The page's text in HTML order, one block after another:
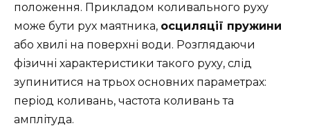
положення. Прикладом коливального руху
може бути рух маятника, осциляції пружини
або хвилі на поверхні води. Розглядаючи
фізичні характеристики такого руху, слід
зупинитися на трьох основних параметрах:
період коливань, частота коливань та
амплітуда.